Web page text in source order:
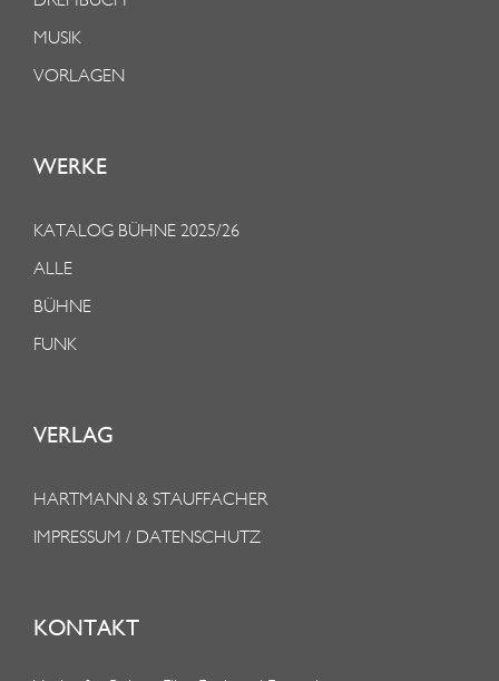
MUSIK
VORLAGEN
WERKE
KATALOG BÜHNE 2025/26
ALLE
BÜHNE
FUNK
VERLAG
HARTMANN & STAUFFACHER
IMPRESSUM / DATENSCHUTZ
KONTAKT